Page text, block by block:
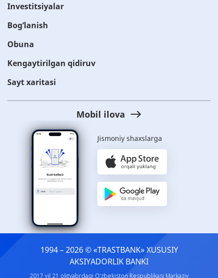
Investitsiyalar
Bog‘lanish
Obuna
Kengaytirilgan qidiruv
Sayt xaritasi
Mobil ilova
Jismoniy shaxslarga
1994 – 2026 © «TRASTBANK» ХUSUSIY
AKSIYADORLIK BANKI
2017 yil 21 oktyabrdagi O‘zbekiston Respublikasi Markaziy